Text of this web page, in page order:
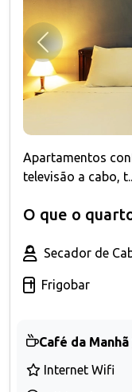
Anterior
Apartamentos
televisão a cabo,
O que o
Secador de
Frigobar
Café da Manhã
Internet Wifi